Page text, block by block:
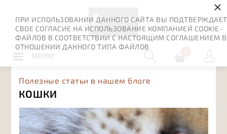
МЕНЮ
Полезные статьи в нашем блоге
КОШКИ
ПРИ ИСПОЛЬЗОВАНИИ ДАННОГО САЙТА ВЫ
СВОЕ СОГЛАСИЕ НА ИСПОЛЬЗОВАНИЕ КОМПАНИЕЙ COOKIE-
ФАЙЛОВ В СООТВЕТСТВИИ С НАСТОЯЩИМ СОГЛАШЕНИЕМ В
ОТНОШЕНИИ ДАННОГО ТИПА ФАЙЛОВ
×